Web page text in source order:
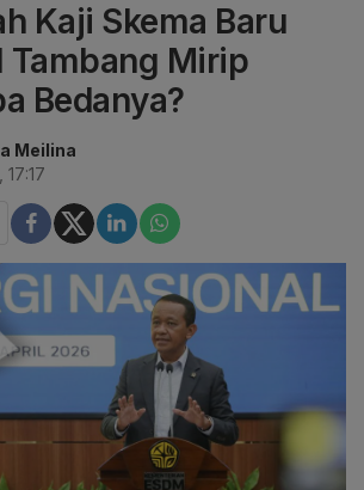
Kaji Skema Baru
Tambang Mirip
Bedanya?
Meilina